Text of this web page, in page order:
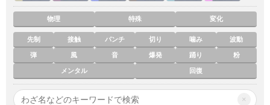
物理 特殊 変化
先制 接触 パンチ 切り 噛み 波動
弾 風 音 爆発 踊り 粉
メンタル 回復
×